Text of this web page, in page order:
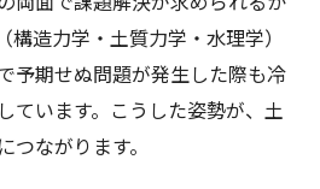
構造力学・土質力学・水理学）
予期せぬ問題が発生した際も冷
ています。こうした姿勢が、土
ながります。